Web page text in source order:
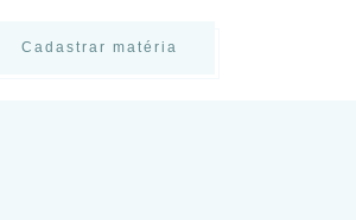
Cadastrar matéria